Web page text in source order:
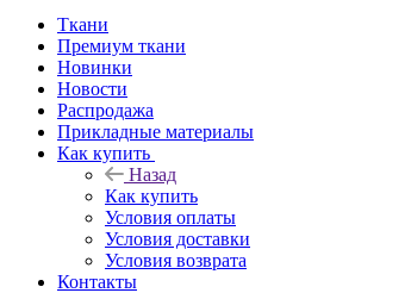
Ткани
Премиум ткани
Новинки
Новости
Распродажа
Прикладные материалы
Как купить
Назад
Как купить
Условия оплаты
Условия доставки
Условия возврата
Контакты